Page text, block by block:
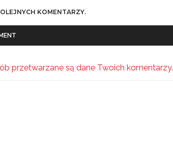
KOMENTARZY.
przetwarzane są dane Twoich komentarzy.